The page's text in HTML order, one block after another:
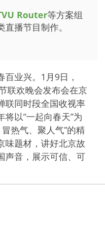
Router等方案组
播节目制作。
业兴。1月9日，
联欢晚会发布会在京
联同时段全国收视率
以“一起向春天”为
热气、聚人气”的精
味题材，讲好北京故
声音，展示可信、可